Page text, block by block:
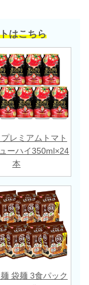
はこちら
レミアムトマト
ーハイ350ml×24
本
袋麺 3食パック